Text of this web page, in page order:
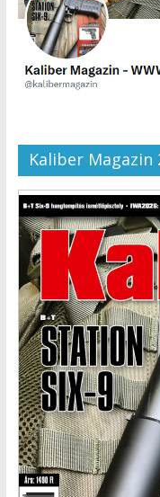
Kaliber Magazin